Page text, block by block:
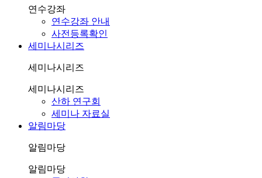
연수강좌
연수강좌 안내
사전등록확인
세미나시리즈
세미나시리즈
세미나시리즈
산하 연구회
세미나 자료실
알림마당
알림마당
알림마당